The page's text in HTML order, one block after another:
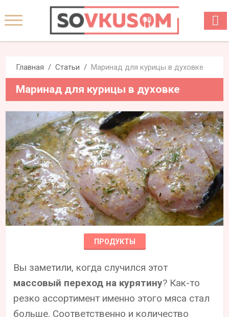
Главная Статьи Маринад для курицы в духовке
Маринад для курицы в духовке
ПРОДУКТЫ
Вы заметили, когда случился этот
массовый переход на курятину? Как-то
резко ассортимент именно этого мяса стал
больше. Соответственно и количество